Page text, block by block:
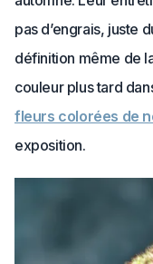
pas d’engrais, juste
définition même de
couleur plus tard
fleurs colorées de
exposition.